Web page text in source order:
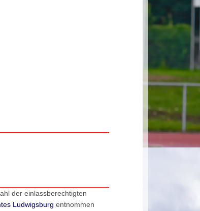
der einlassberechtigten
Ludwigsburg entnommen